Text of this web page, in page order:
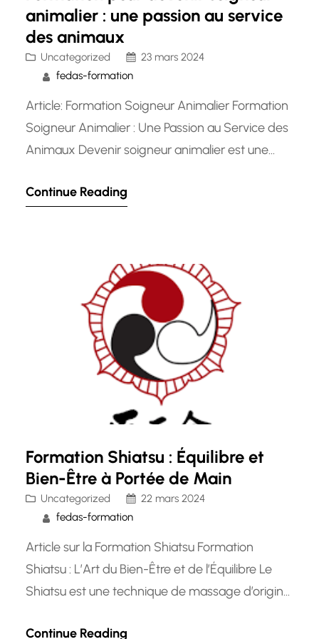
animalier : une passion au service
des animaux
Uncategorized
23 mars 2024
fedas-formation
Article: Formation Soigneur Animalier Formation
Soigneur Animalier : Une Passion au Service des
Animaux Devenir soigneur animalier est une
dévouement et compétences techniques. Les
les zoos, les parcs animaliers, les refuges et
d’autres établissements.…
Continue Reading
Formation Shiatsu : Équilibre et
Bien-Être à Portée de Main
Uncategorized
22 mars 2024
fedas-formation
Article sur la Formation Shiatsu Formation
Shiatsu : L’Art du Bien-Être et de l’Équilibre Le
Shiatsu est une technique de massage d’origine
énergétique du corps en appliquant des
Continue Reading